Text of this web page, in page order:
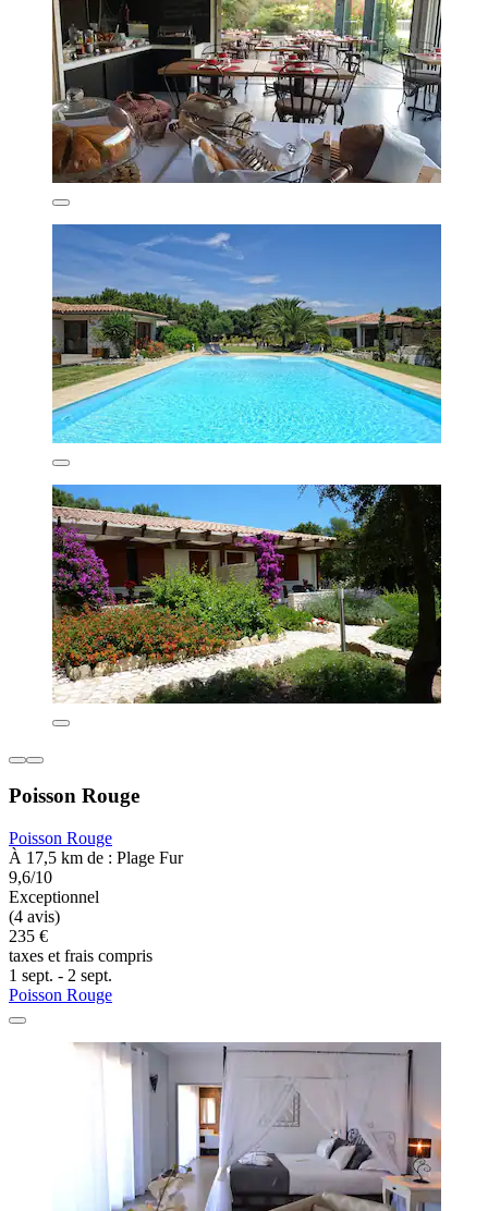
Poisson Rouge
Poisson Rouge
À 17,5 km de : Plage Fur
9,6/10
Exceptionnel
(4 avis)
235 €
taxes et frais compris
1 sept. - 2 sept.
Poisson Rouge